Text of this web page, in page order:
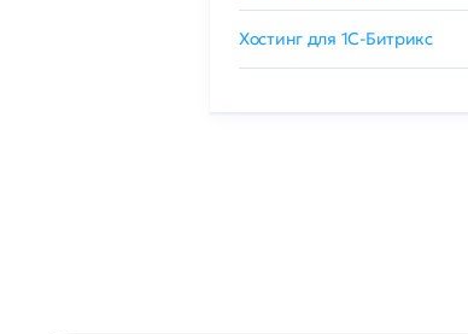
Хостинг для 1C-Битрикс